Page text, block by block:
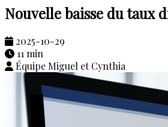
Nouvelle baisse du taux
2025-10-29
11 min
Équipe Miguel et Cynthia